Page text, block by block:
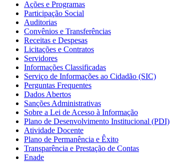
Ações e Programas
Participação Social
Auditorias
Convênios e Transferências
Receitas e Despesas
Licitações e Contratos
Servidores
Informações Classificadas
Serviço de Informações ao Cidadão (SIC)
Perguntas Frequentes
Dados Abertos
Sanções Administrativas
Sobre a Lei de Acesso à Informação
Plano de Desenvolvimento Institucional (PDI)
Atividade Docente
Plano de Permanência e Êxito
Transparência e Prestação de Contas
Enade